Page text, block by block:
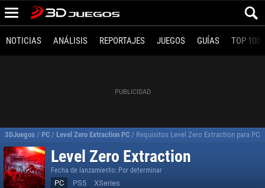
NOTICIAS ANÁLISIS REPORTAJES JUEGOS GUÍAS TOP 100
3DJuegos / PC / Level Zero Extraction PC / Requisitos Level Zero Extraction para PC
Level Zero Extraction
Fecha de lanzamiento: Por determinar
PC PS5 XSeries